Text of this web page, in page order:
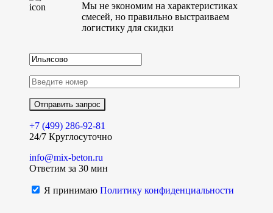
Мы не экономим на характеристиках
смесей, но правильно выстраиваем
логистику для скидки
+7 (499) 286-92-81
24/7 Круглосуточно
info@mix-beton.ru
Ответим за 30 мин
Я принимаю Политику конфиденциальности